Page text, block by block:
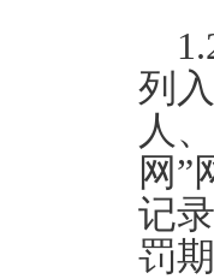
列
人
网”
记
罚